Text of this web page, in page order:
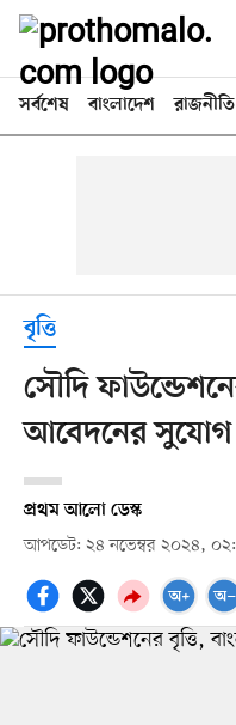
সর্বশেষ বাংলাদেশ রাজনীতি
বৃত্তি
সৌদি
আবেদনের সুযোগ
প্রথম আলো ডেস্ক
আপডেট: ২৪ নভেম্বর ২০২৪,